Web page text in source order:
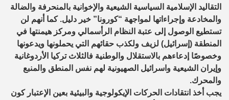
التقاليد الإسلامية السياسية الشيعية والإخوانية بالمنحرفة والضالة
والمخادعة وإجراءاتها لمواجهة “كورونا” خير دليل. كما أنهم لن
تستطيع الوصول إلى عتبة النظام الرأسمالي ومركز هيمنتها في
المنطقة (إسرائيل) لزيف ولكذب حقائهم التي يحملونها ويدعونها
وخصوصًا إدعاءهم بالاستقلال والوطنية فالثلاث تركيا الأردوغانية
وإيران الشيعية واسرائيل الصهيونية لهم نفس المنطق والمنبع
والمحرك.
يجب أخذ انتقادات الحركات الإيكولوجية والبيئية بعين الإعتبار كون